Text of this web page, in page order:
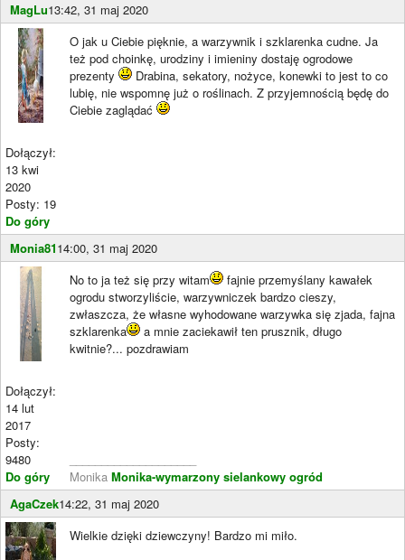
MagLu13:42, 31 maj 2020
Dołączył:
13 kwi
2020
Posty: 19
Do góry
O jak u Ciebie pięknie, a warzywnik i szklarenka cudne. Ja
też pod choinkę, urodziny i imieniny dostaję ogrodowe
prezenty
Drabina, sekatory, nożyce, konewki to jest to co
lubię, nie wspomnę już o roślinach. Z przyjemnością będę do
Ciebie zaglądać
Monia8114:00, 31 maj 2020
Dołączył:
14 lut
2017
Posty:
9480
Do góry
No to ja też się przy witam
fajnie przemyślany kawałek
ogrodu stworzyliście, warzywniczek bardzo cieszy,
zwłaszcza, że własne wyhodowane warzywka się zjada, fajna
szklarenka
a mnie zaciekawił ten prusznik, długo
kwitnie?... pozdrawiam
Monika Monika-wymarzony sielankowy ogród
AgaCzek14:22, 31 maj 2020
Wielkie dzięki dziewczyny! Bardzo mi miło.